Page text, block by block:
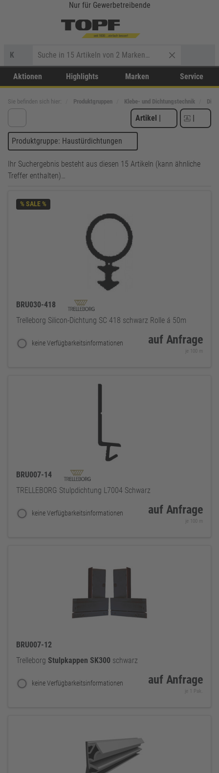
Nur für Gewerbetreibende
K
Aktionen Highlights Marken Service
Sie befinden sich hier: Produktgruppen Klebe- und Dichtungstechnik
Artikel | |
Produktgruppe: Haustürdichtungen
Ihr Suchergebnis besteht aus diesen 15 Artikeln (kann ähnliche
Treffer enthalten)…
% SALE %
BRU030-418
Trelleborg Silicon-Dichtung SC 418 schwarz Rolle á 50m
keine Verfügbarkeitsinformationen auf Anfrage
je 100 m
BRU007-14
TRELLEBORG Stulpdichtung L7004 Schwarz
keine Verfügbarkeitsinformationen auf Anfrage
je 100 m
BRU007-12
Trelleborg Stulpkappen SK300 schwarz
keine Verfügbarkeitsinformationen auf Anfrage
je 1 Pak.